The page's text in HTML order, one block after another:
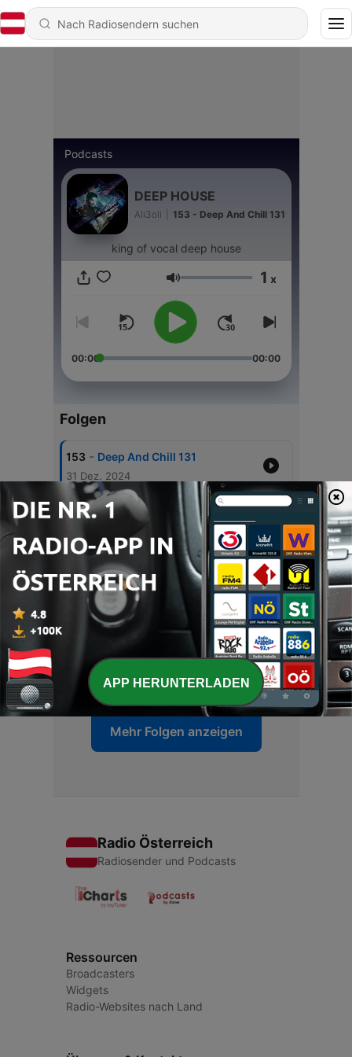
Podcasts
DEEP HOUSE
Ali3oli 153 - Deep And Chill 131
king of vocal deep house
Lautstärke 1 x
00:00 00:00
Folgen
153 - Deep And Chill 131
31 Dez. 2024
152 - DHV 130
151 - DRH 129
14 Nov. 2024
- DHV 128
17 Jun. 2024
Ali3oli - 6 (Original Mix)
11 Jun. 2024
Mehr Folgen anzeigen
Radio Österreich
Radiosender und Podcasts
Ressourcen
Broadcasters
Widgets
Radio-Websites nach Land
APP HERUNTERLADEN